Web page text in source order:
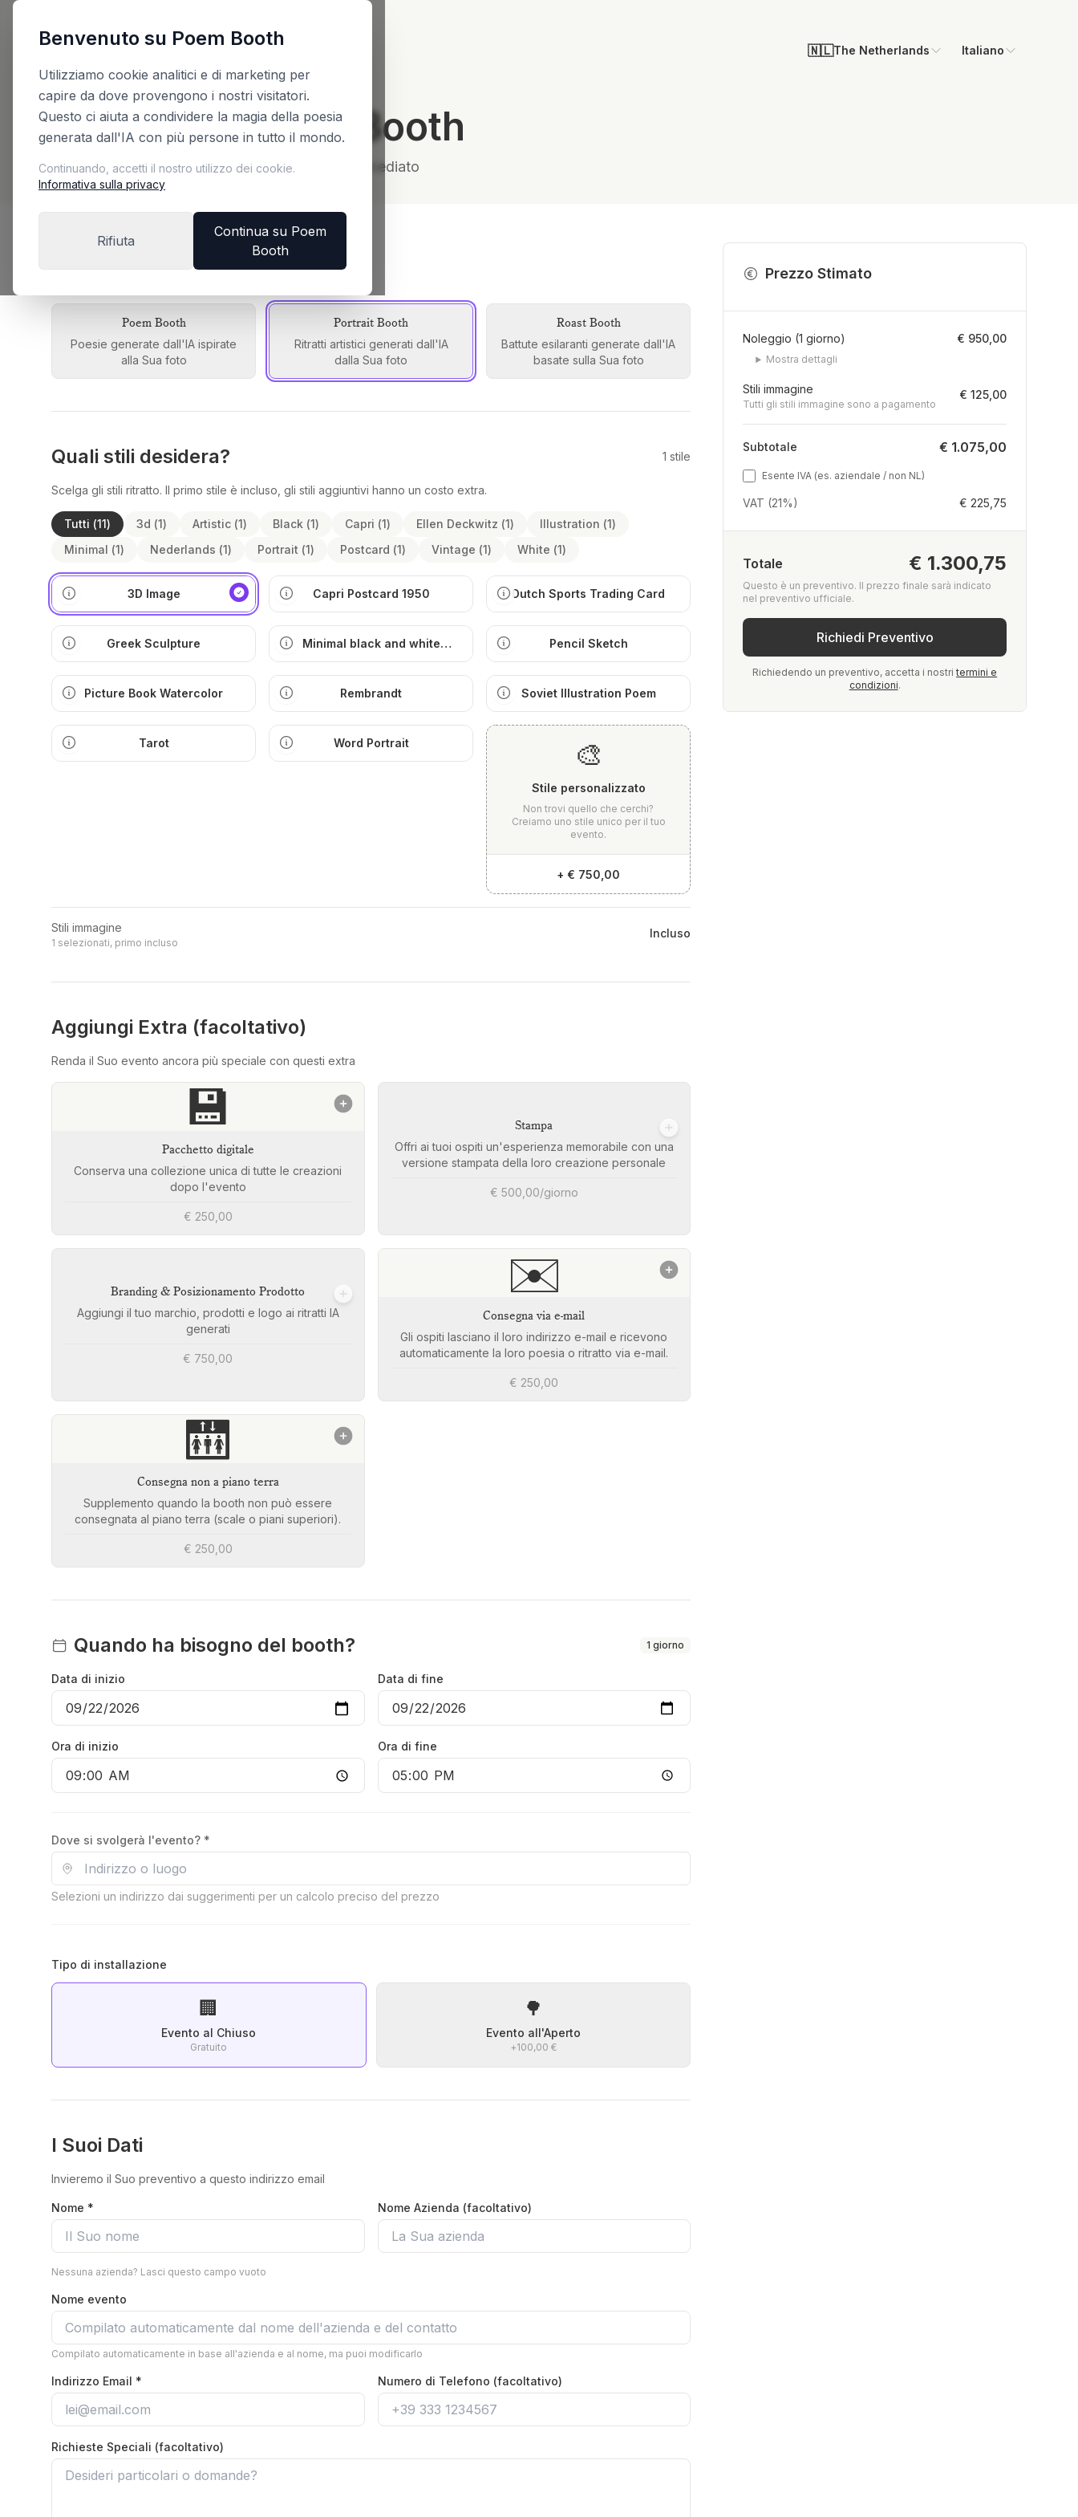
Benvenuto su Poem Booth
Utilizziamo cookie analitici e di marketing per
capire da dove provengono i nostri visitatori.
Questo ci aiuta a condividere la magia della poesia
generata dall'IA con più persone in tutto il mondo.
Continuando, accetti il nostro utilizzo dei cookie.
Informativa sulla privacy
Rifiuta
Continua su Poem
Booth
🇳🇱The Netherlands Italiano
Pianifichi la Sua Booth
Configuri il Suo booth e riceva un preventivo immediato
Scelga la Sua Edizione del Booth
Poem Booth
Poesie generate dall'IA ispirate
alla Sua foto
Portrait Booth
Ritratti artistici generati dall'IA
dalla Sua foto
Roast Booth
Battute esilaranti generate dall'IA
basate sulla Sua foto
Quali stili desidera? 1 stile
Scelga gli stili ritratto. Il primo stile è incluso, gli stili aggiuntivi hanno un costo extra.
Tutti (11) 3d (1) Artistic (1) Black (1) Capri (1) Ellen Deckwitz (1) Illustration (1)
Minimal (1) Nederlands (1) Portrait (1) Postcard (1) Vintage (1) White (1)
3D Image Capri Postcard 1950 Dutch Sports Trading Card
Greek Sculpture
Minimal black and white
illustration
Pencil Sketch
Picture Book Watercolor Rembrandt Soviet Illustration Poem
Tarot Word Portrait 🎨
Stile personalizzato
Non trovi quello che cerchi?
Creiamo uno stile unico per il tuo
evento.
+ € 750,00
Stili immagine
1 selezionati, primo incluso
Incluso
Aggiungi Extra (facoltativo)
Renda il Suo evento ancora più speciale con questi extra
💾
Pacchetto digitale
Conserva una collezione unica di tutte le creazioni
dopo l'evento
€ 250,00
Stampa
Offri ai tuoi ospiti un'esperienza memorabile con una
versione stampata della loro creazione personale
€ 500,00/giorno
Branding & Posizionamento Prodotto
Aggiungi il tuo marchio, prodotti e logo ai ritratti IA
generati
€ 750,00
✉️
Consegna via e-mail
Gli ospiti lasciano il loro indirizzo e-mail e ricevono
automaticamente la loro poesia o ritratto via e-mail.
€ 250,00
🛗
Consegna non a piano terra
Supplemento quando la booth non può essere
consegnata al piano terra (scale o piani superiori).
€ 250,00
Quando ha bisogno del booth? 1 giorno
Data di inizio Data di fine
Ora di inizio Ora di fine
Dove si svolgerà l'evento? *
Selezioni un indirizzo dai suggerimenti per un calcolo preciso del prezzo
Tipo di installazione
🏢
Evento al Chiuso
Gratuito
🌳
Evento all'Aperto
+100,00 €
I Suoi Dati
Invieremo il Suo preventivo a questo indirizzo email
Nome * Nome Azienda (facoltativo)
Nessuna azienda? Lasci questo campo vuoto
Nome evento
Compilato automaticamente in base all'azienda e al nome, ma puoi modificarlo
Indirizzo Email * Numero di Telefono (facoltativo)
Richieste Speciali (facoltativo)
Prezzo Stimato
Noleggio (1 giorno) € 950,00
Mostra dettagli
Stili immagine
Tutti gli stili immagine sono a pagamento
€ 125,00
Subtotale € 1.075,00
Esente IVA (es. aziendale / non NL)
VAT (21%) € 225,75
Totale € 1.300,75
Questo è un preventivo. Il prezzo finale sarà indicato
nel preventivo ufficiale.
Richiedi Preventivo
Richiedendo un preventivo, accetta i nostri termini e
condizioni.